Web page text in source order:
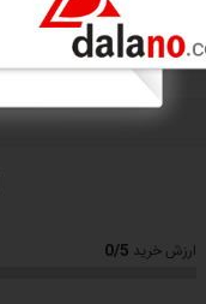
ارزش خرید 0/5